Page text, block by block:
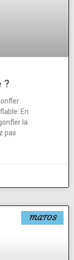
?
En
la
pas
MATOS